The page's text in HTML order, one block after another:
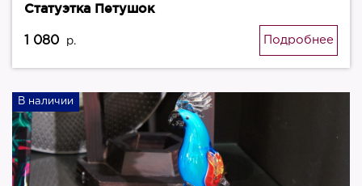
Статуэтка Петушок
1 080 р. Подробнее
В наличии